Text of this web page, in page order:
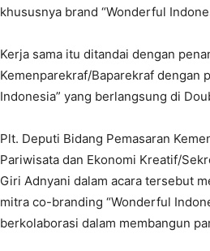
khususnya brand “Wonderful
Kerja sama itu ditandai dengan
Kemenparekraf/Baparekraf dengan
Indonesia” yang berlangsung di
Plt. Deputi Bidang Pemasaran
Pariwisata dan Ekonomi Kreatif/
Giri Adnyani dalam acara tersebut
mitra co-branding “Wonderful
berkolaborasi dalam membangun